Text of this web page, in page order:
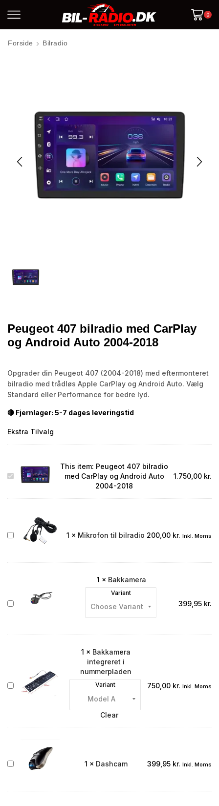
0
Forside Bilradio
Peugeot 407 bilradio med CarPlay
og Android Auto 2004-2018
Opgrader din Peugeot 407 (2004-2018) med eftermonteret
bilradio med trådløs Apple CarPlay og Android Auto. Vælg
Standard eller Performance for bedre lyd.
🔴 Fjernlager: 5-7 dages leveringstid
Ekstra Tilvalg
Peugeot
Android
2018
This item: Peugeot 407 bilradio
med CarPlay og Android Auto
2004-2018
1.750,00 kr.
Mikrofon
1 × Mikrofon til bilradio 200,00 kr. Inkl. Moms
Bakkamera
1 × Bakkamera
Variant
399,95 kr.
Bakkamera
integreret
1 × Bakkamera
integreret i
nummerpladen
Variant
Clear
750,00 kr. Inkl. Moms
Dashcam 1 × Dashcam 399,95 kr. Inkl. Moms